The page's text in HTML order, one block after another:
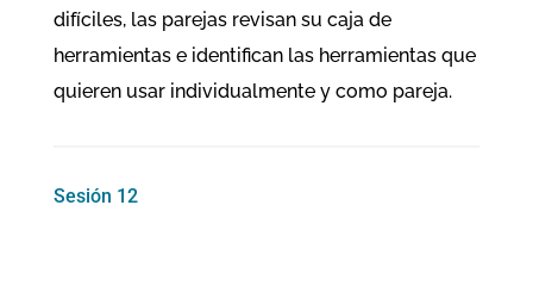
difíciles, las parejas revisan su caja de
herramientas e identifican las herramientas que
quieren usar individualmente y como pareja.
Sesión 12